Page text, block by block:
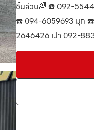
ชิ้นส่วน🌈 ☎️ 092-
☎️ 094-6059693 มุก
2646426 เปา 092-